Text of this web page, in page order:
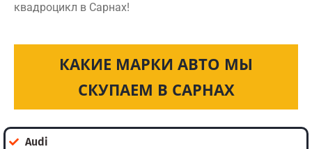
квадроцикл в Сарнах!
КАКИЕ МАРКИ АВТО МЫ
СКУПАЕМ В САРНАХ
Audi